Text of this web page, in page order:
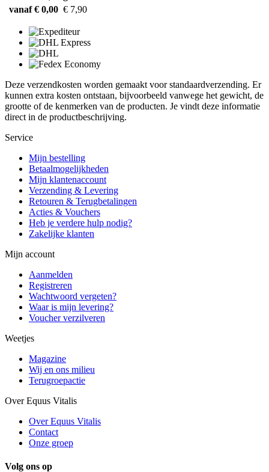
vanaf € 0,00 € 7,90
Deze verzendkosten worden gemaakt voor standaardverzending. Er
kunnen extra kosten ontstaan, bijvoorbeeld vanwege het gewicht, de
grootte of de kenmerken van de producten. Je vindt deze informatie
direct in de productbeschrijving.
Service
Mijn bestelling
Betaalmogelijkheden
Mijn klantenaccount
Verzending & Levering
Retouren & Terugbetalingen
Acties & Vouchers
Heb je verdere hulp nodig?
Zakelijke klanten
Mijn account
Aanmelden
Registreren
Wachtwoord vergeten?
Waar is mijn levering?
Voucher verzilveren
Weetjes
Magazine
Wij en ons milieu
Terugroepactie
Over Equus Vitalis
Over Equus Vitalis
Contact
Onze groep
Volg ons op